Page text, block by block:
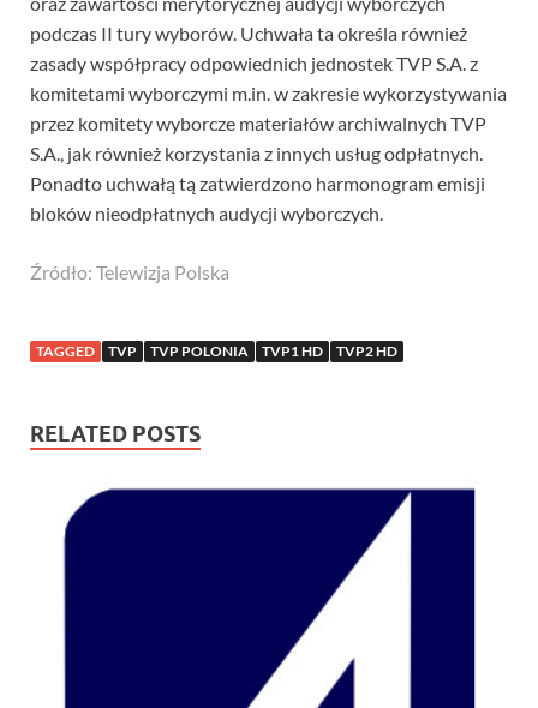
podczas II tury wyborów. Uchwała ta określa również
zasady współpracy odpowiednich jednostek TVP S.A. z
komitetami wyborczymi m.in. w zakresie wykorzystywania
przez komitety wyborcze materiałów archiwalnych TVP
S.A., jak również korzystania z innych usług odpłatnych.
Ponadto uchwałą tą zatwierdzono harmonogram emisji
bloków nieodpłatnych audycji wyborczych.
Źródło: Telewizja Polska
TAGGED TVP TVP POLONIA TVP1 HD TVP2 HD
RELATED POSTS